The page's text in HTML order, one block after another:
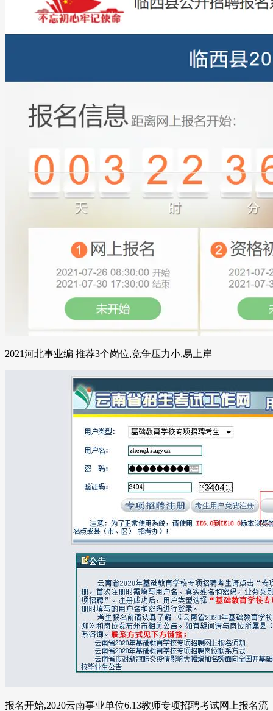
2021河北事业编 推荐3个岗位,竞争压力小,易上岸
报名开始,2020云南事业单位6.13教师专项招聘考试网上报名流